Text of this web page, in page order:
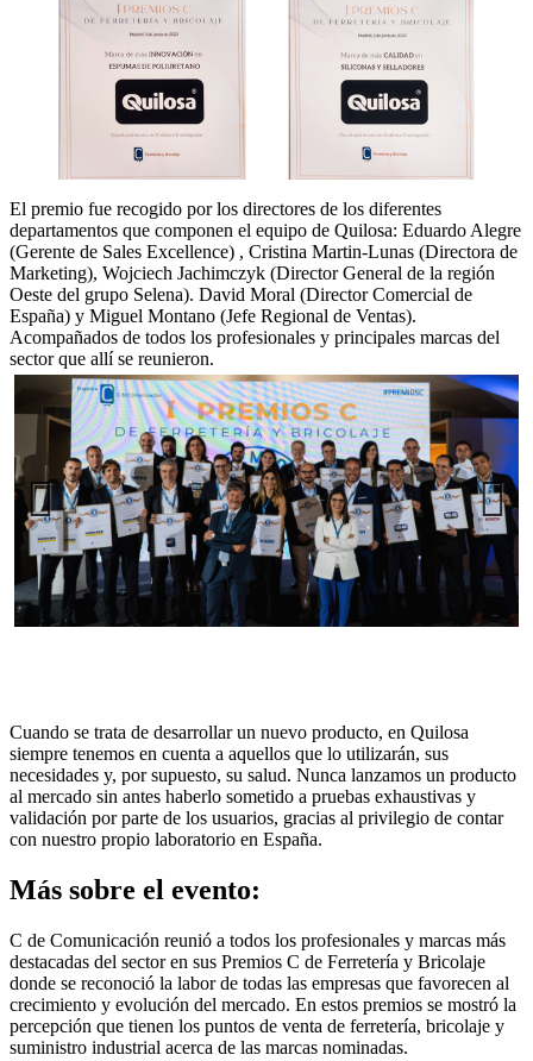
El premio fue recogido por los directores de los diferentes
departamentos que componen el equipo de Quilosa: Eduardo Alegre
(Gerente de Sales Excellence) , Cristina Martin-Lunas (Directora de
Marketing), Wojciech Jachimczyk (Director General de la región
Oeste del grupo Selena). David Moral (Director Comercial de
España) y Miguel Montano (Jefe Regional de Ventas).
Acompañados de todos los profesionales y principales marcas del
sector que allí se reunieron.
Previous Next
Cuando se trata de desarrollar un nuevo producto, en Quilosa
siempre tenemos en cuenta a aquellos que lo utilizarán, sus
necesidades y, por supuesto, su salud. Nunca lanzamos un producto
al mercado sin antes haberlo sometido a pruebas exhaustivas y
validación por parte de los usuarios, gracias al privilegio de contar
con nuestro propio laboratorio en España.
Más sobre el evento:
C de Comunicación reunió a todos los profesionales y marcas más
destacadas del sector en sus Premios C de Ferretería y Bricolaje
donde se reconoció la labor de todas las empresas que favorecen al
crecimiento y evolución del mercado. En estos premios se mostró la
percepción que tienen los puntos de venta de ferretería, bricolaje y
suministro industrial acerca de las marcas nominadas.